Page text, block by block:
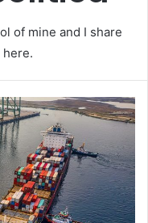
of mine and I share